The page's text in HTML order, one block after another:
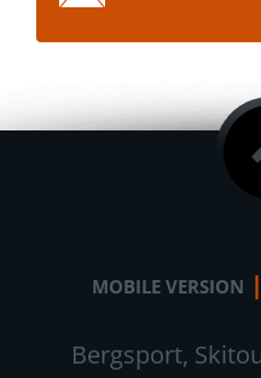
MOBILE VERSION |
Bergsport,